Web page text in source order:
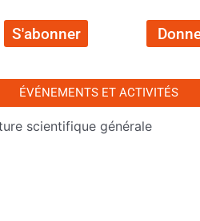
S'abonner
ÉVÉNEMENTS ET ACTIVITÉS
scientifique générale